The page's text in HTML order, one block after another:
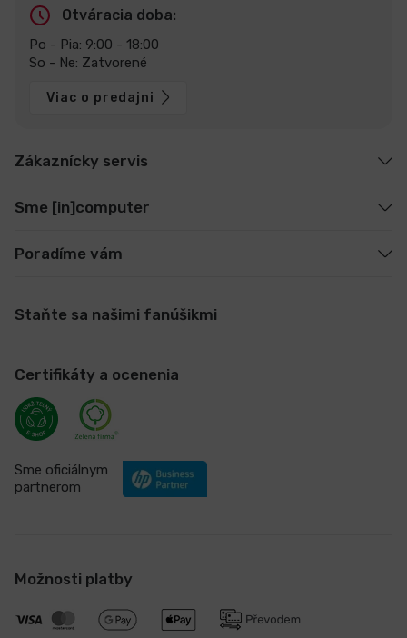
Otváracia doba:
Po - Pia: 9:00 - 18:00
So - Ne: Zatvorené
Viac o predajni
Zákaznícky servis
Sme [in]computer
Poradíme vám
Staňte sa našimi fanúšikmi
Certifikáty a ocenenia
Sme oficiálnym
partnerom
Možnosti platby